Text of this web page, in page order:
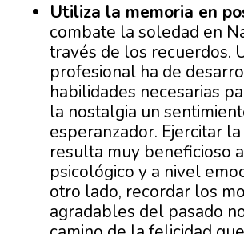
Utiliza la memoria en
combate la soledad en
través de los recuerdos.
profesional ha de
habilidades necesarias
la nostalgia un
esperanzador. Ejercitar
resulta muy beneficioso
psicológico y a nivel
otro lado, recordar los
agradables del pasado